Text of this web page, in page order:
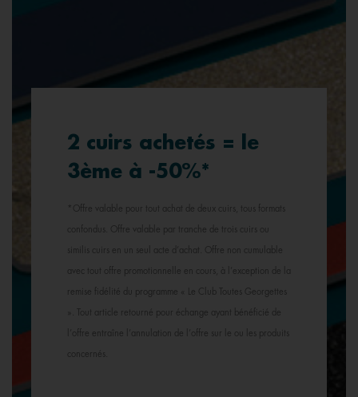
2 cuirs achetés = le
3ème à -50%*
*Offre valable pour tout achat de deux cuirs, tous formats
confondus. Offre valable par tranche de trois cuirs ou
similis cuirs en un seul acte d’achat. Offre non cumulable
avec tout offre promotionnelle en cours, à l’exception de la
remise fidélité du programme « Le Club Toutes Georgettes
». Tout article retourné pour échange ayant bénéficié de
l’offre entraîne l’annulation de l’offre sur le ou les produits
concernés.